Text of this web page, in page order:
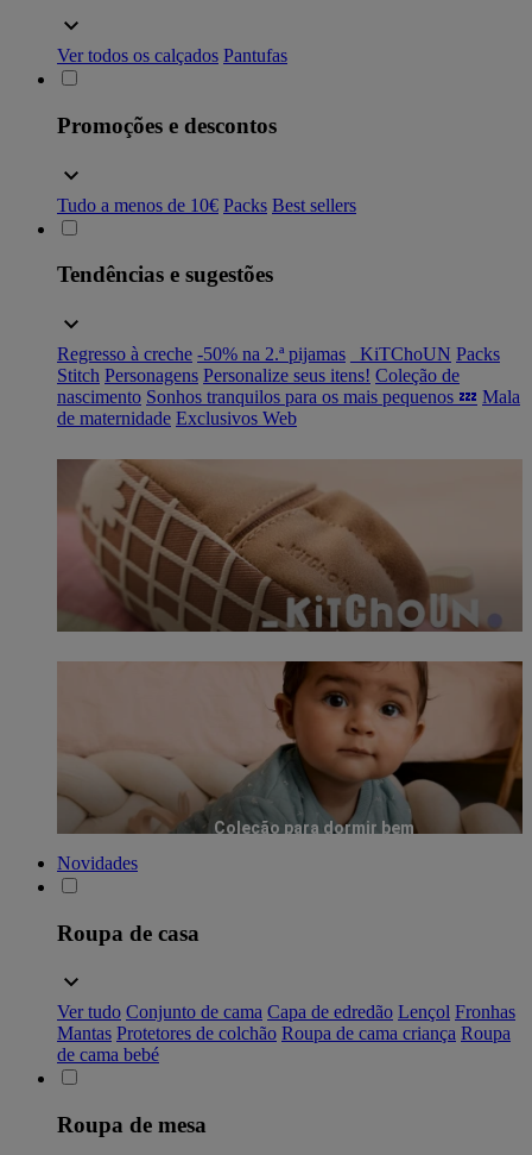
Ver todos os calçados Pantufas
Promoções e descontos
Tudo a menos de 10€ Packs Best sellers
Tendências e sugestões
Regresso à creche -50% na 2.ª pijamas _KiTChoUN Packs
Stitch Personagens Personalize seus itens! Coleção de
nascimento Sonhos tranquilos para os mais pequenos 💤 Mala
de maternidade Exclusivos Web
Coleção para dormir bem
Novidades
Roupa de casa
Ver tudo Conjunto de cama Capa de edredão Lençol Fronhas
Mantas Protetores de colchão Roupa de cama criança Roupa
de cama bebé
Roupa de mesa